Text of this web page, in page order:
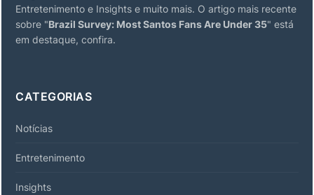
Entretenimento e Insights e muito mais. O artigo mais recente
sobre "Brazil Survey: Most Santos Fans Are Under 35" está
em destaque, confira.
CATEGORIAS
Notícias
Entretenimento
Insights